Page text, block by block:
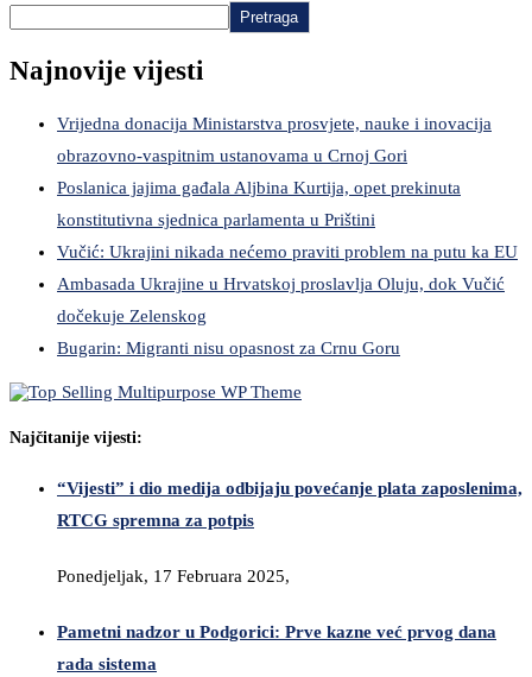
Pretraga
Najnovije vijesti
Vrijedna donacija Ministarstva prosvjete, nauke i inovacija
obrazovno-vaspitnim ustanovama u Crnoj Gori
Poslanica jajima gađala Aljbina Kurtija, opet prekinuta
konstitutivna sjednica parlamenta u Prištini
Vučić: Ukrajini nikada nećemo praviti problem na putu ka EU
Ambasada Ukrajine u Hrvatskoj proslavlja Oluju, dok Vučić
dočekuje Zelenskog
Bugarin: Migranti nisu opasnost za Crnu Goru
Najčitanije vijesti:
“Vijesti” i dio medija odbijaju povećanje plata zaposlenima,
RTCG spremna za potpis
Ponedjeljak, 17 Februara 2025,
Pametni nadzor u Podgorici: Prve kazne već prvog dana
rada sistema